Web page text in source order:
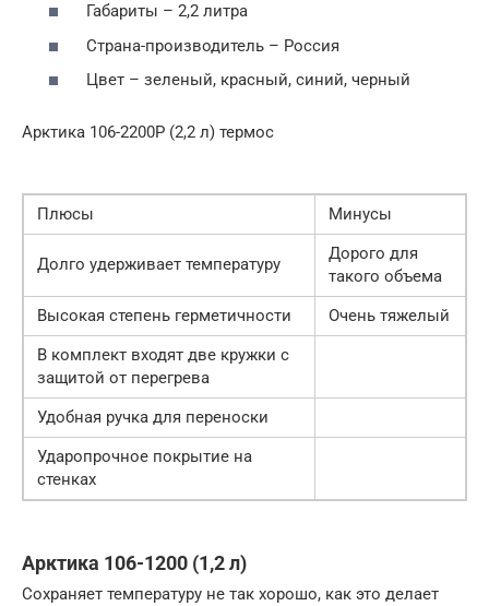
Габариты – 2,2 литра
Страна-производитель – Россия
Цвет – зеленый, красный, синий, черный
Арктика 106-2200Р (2,2 л) термос
Плюсы Минусы
Долго удерживает температуру
Дорого для
такого объема
Высокая степень герметичности
Очень тяжелый
В комплект входят две кружки с
защитой от перегрева
Удобная ручка для переноски
Ударопрочное покрытие на
стенках
Арктика 106-1200 (1,2 л)
Сохраняет температуру не так хорошо, как это делает